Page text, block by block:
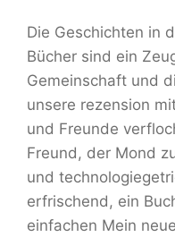
Die Geschichten in
Bücher sind ein
Gemeinschaft und
unsere rezension
und Freunde
Freund, der Mond
und
erfrischend, ein
einfachen Mein